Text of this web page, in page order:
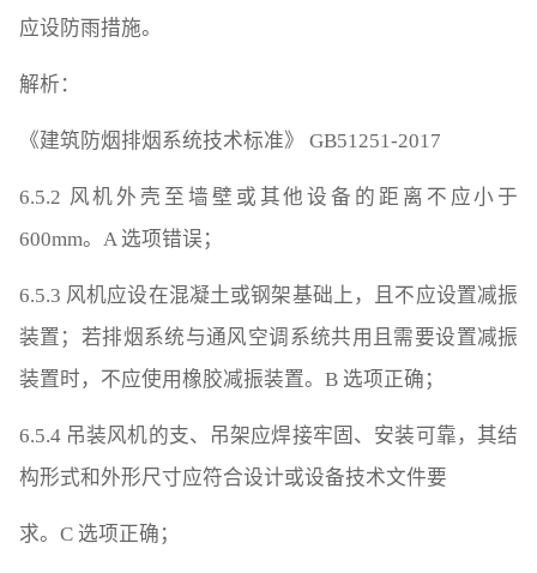
应设防雨措施。
解析：
《建筑防烟排烟系统技术标准》 GB51251-2017
6.5.2 风机外壳至墙壁或其他设备的距离不应小于
600mm。A 选项错误；
6.5.3 风机应设在混凝土或钢架基础上，且不应设置减振
装置；若排烟系统与通风空调系统共用且需要设置减振
装置时，不应使用橡胶减振装置。B 选项正确；
6.5.4 吊装风机的支、吊架应焊接牢固、安装可靠，其结
构形式和外形尺寸应符合设计或设备技术文件要
求。C 选项正确；